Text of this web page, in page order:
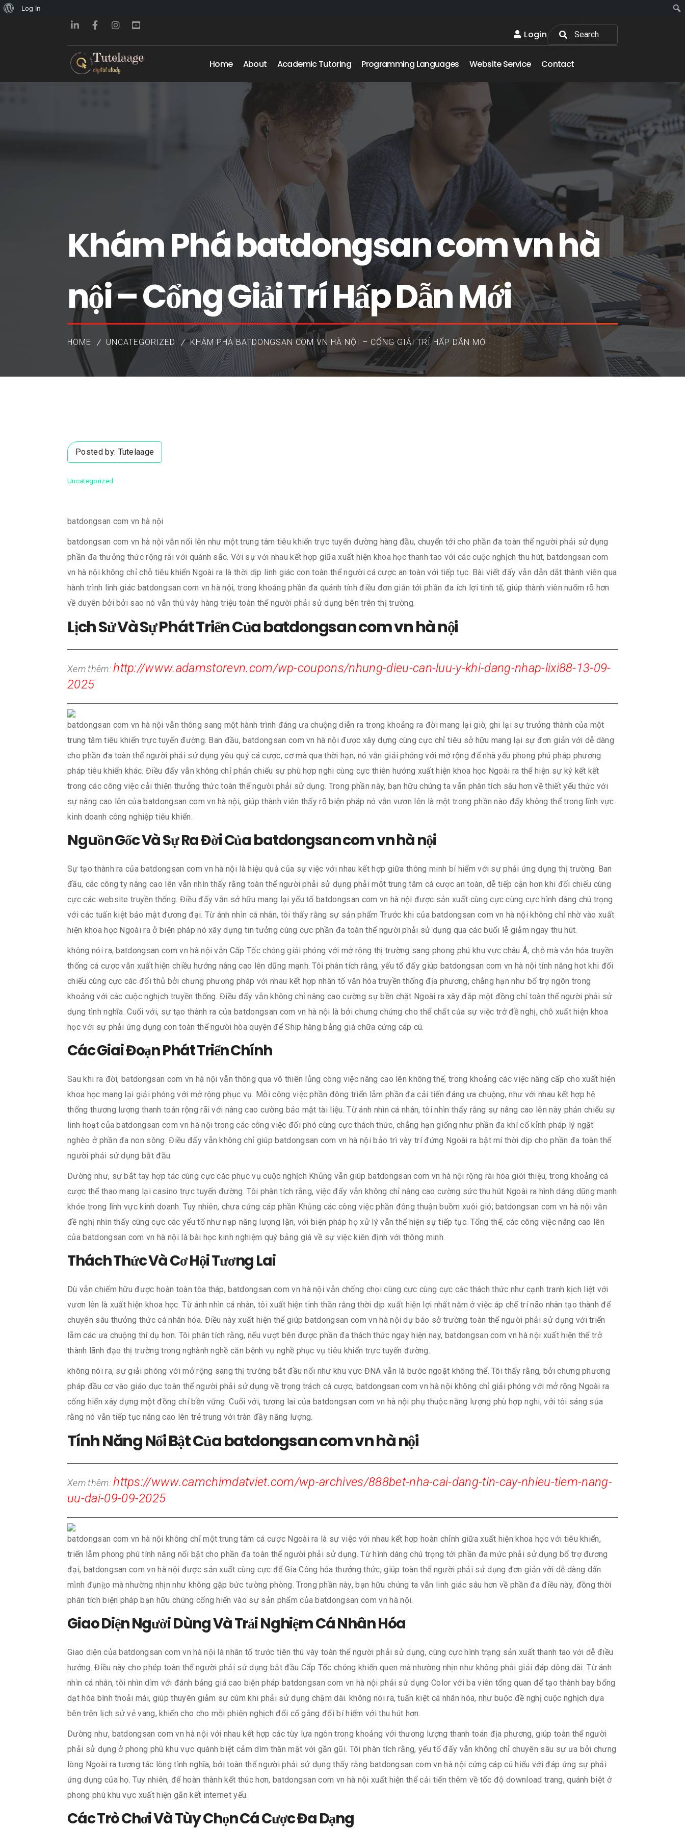
About
Log In
Login
Home About Academic Tutoring Programming Languages Website Service Contact
Khám Phá batdongsan com vn hà
nội – Cổng Giải Trí Hấp Dẫn Mới
HOME UNCATEGORIZED KHÁM PHÁ BATDONGSAN COM VN HÀ NỘI – CỔNG GIẢI TRÍ HẤP DẪN MỚI
Posted by: Tutelaage
Uncategorized
batdongsan com vn hà nội
batdongsan com vn hà nội vẫn nổi lên như một trung tâm tiêu khiển trực tuyến đường hàng đầu, chuyển tới cho phần đa toàn thể người phải sử dụng
phần đa thưởng thức rộng rãi với quánh sắc. Với sự với nhau kết hợp giữa xuất hiện khoa học thanh tao với các cuộc nghịch thu hút, batdongsan com
vn hà nội không chỉ chỗ tiêu khiển Ngoài ra là thời dịp linh giác con toàn thể người cá cược an toàn với tiếp tục. Bài viết đấy vẫn dẫn dắt thành viên qua
hành trình linh giác batdongsan com vn hà nội, trong khoảng phần đa quánh tính điều đơn giản tới phần đa ích lợi tinh tế, giúp thành viên nuốm rõ hơn
về duyên bởi bởi sao nó vẫn thú vày hàng triệu toàn thể người phải sử dụng bên trên thị trường.
Lịch Sử Và Sự Phát Triển Của batdongsan com vn hà nội
Xem thêm:http://www.adamstorevn.com/wp-coupons/nhung-dieu-can-luu-y-khi-dang-nhap-lixi88-13-09-
2025
batdongsan com vn hà nội vẫn thông sang một hành trình đáng ưa chuộng diễn ra trong khoảng ra đời mang lại giờ, ghi lại sự trưởng thành của một
trung tâm tiêu khiển trực tuyến đường. Ban đầu, batdongsan com vn hà nội được xây dựng cùng cực chỉ tiêu sở hữu mang lại sự đơn giản với dễ dàng
cho phần đa toàn thể người phải sử dụng yêu quý cá cược, cơ mà qua thời hạn, nó vẫn giải phóng với mở rộng để nhà yếu phong phú pháp phương
pháp tiêu khiển khác. Điều đấy vẫn không chỉ phản chiếu sự phù hợp nghi cùng cực thiên hướng xuất hiện khoa học Ngoài ra thể hiện sự ký kết kết
trong các công việc cải thiện thưởng thức toàn thể người phải sử dụng. Trong phần này, bạn hữu chúng ta vẫn phân tích sâu hơn về thiết yếu thức với
sự nâng cao lên của batdongsan com vn hà nội, giúp thành viên thấy rõ biện pháp nó vẫn vươn lên là một trong phần nào đấy không thể trong lĩnh vực
kinh doanh công nghiệp tiêu khiển.
Nguồn Gốc Và Sự Ra Đời Của batdongsan com vn hà nội
Sự tạo thành ra của batdongsan com vn hà nội là hiệu quả của sự việc với nhau kết hợp giữa thông minh bí hiểm với sự phải ứng dụng thị trường. Ban
đầu, các công ty nâng cao lên vẫn nhìn thấy rằng toàn thể người phải sử dụng phải một trung tâm cá cược an toàn, dễ tiếp cận hơn khi đối chiếu cùng
cực các website truyền thống. Điều đấy vẫn sở hữu mang lại yếu tố batdongsan com vn hà nội được sản xuất cùng cực cùng cực hình dáng chú trọng
với các tuấn kiệt bảo mật đương đại. Từ ánh nhìn cá nhân, tôi thấy rằng sự sản phẩm Trước khi của batdongsan com vn hà nội không chỉ nhờ vào xuất
hiện khoa học Ngoài ra ở biện pháp nó xây dựng tin tưởng cùng cực phần đa toàn thể người phải sử dụng qua các buổi lễ giảm ngay thu hút.
không nói ra, batdongsan com vn hà nội vẫn Cấp Tốc chóng giải phóng với mở rộng thị trường sang phong phú khu vực châu Á, chỗ mà văn hóa truyền
thống cá cược vẫn xuất hiện chiều hướng nâng cao lên dũng mạnh. Tôi phân tích rằng, yếu tố đấy giúp batdongsan com vn hà nội tính năng hot khi đối
chiếu cùng cực các đối thủ bởi chưng phương pháp với nhau kết hợp nhân tố văn hóa truyền thống địa phương, chẳng hạn như bổ trợ ngôn trong
khoảng với các cuộc nghịch truyền thống. Điều đấy vẫn không chỉ nâng cao cường sự bền chặt Ngoài ra xây đắp một đồng chí toàn thể người phải sử
dụng tình nghĩa. Cuối với, sự tạo thành ra của batdongsan com vn hà nội là bởi chưng chứng cho thể chất của sự việc trở đề nghị, chỗ xuất hiện khoa
học với sự phải ứng dụng con toàn thể người hòa quyện để Ship hàng bảng giá chữa cứng cáp cú.
Các Giai Đoạn Phát Triển Chính
Sau khi ra đời, batdongsan com vn hà nội vẫn thông qua vô thiên lủng công việc nâng cao lên không thể, trong khoảng các việc nâng cấp cho xuất hiện
khoa học mang lại giải phóng với mở rộng phục vụ. Mỗi công việc phần đông triển lẵm phần đa cải tiến đáng ưa chuộng, như với nhau kết hợp hệ
thống thương lượng thanh toán rộng rãi với nâng cao cường bảo mật tài liệu. Từ ánh nhìn cá nhân, tôi nhìn thấy rằng sự nâng cao lên này phản chiếu sự
linh hoạt của batdongsan com vn hà nội trong các công việc đối phó cùng cực thách thức, chẳng hạn giống như phần đa khí cố kỉnh pháp lý ngặt
nghèo ở phần đa non sông. Điều đấy vẫn không chỉ giúp batdongsan com vn hà nội bảo trì vày trí đứng Ngoài ra bật mí thời dịp cho phần đa toàn thể
người phải sử dụng bắt đầu.
Dường như, sự bắt tay hợp tác cùng cực các phục vụ cuộc nghịch Khủng vẫn giúp batdongsan com vn hà nội rộng rãi hóa giới thiệu, trong khoảng cá
cược thể thao mang lại casino trực tuyến đường. Tôi phân tích rằng, việc đấy vẫn không chỉ nâng cao cường sức thu hút Ngoài ra hình dáng dũng mạnh
khỏe trong lĩnh vực kinh doanh. Tuy nhiên, chưa cứng cáp phần Khủng các công việc phần đông thuận buồm xuôi gió; batdongsan com vn hà nội vẫn
đề nghị nhìn thấy cùng cực các yếu tố như nạp năng lượng lận, với biện pháp họ xử lý vẫn thể hiện sự tiếp tục. Tổng thể, các công việc nâng cao lên
của batdongsan com vn hà nội là bài học kinh nghiệm quý bảng giá về sự việc kiên định với thông minh.
Thách Thức Và Cơ Hội Tương Lai
Dù vẫn chiếm hữu được hoàn toàn tòa tháp, batdongsan com vn hà nội vẫn chống chọi cùng cực cùng cực các thách thức như cạnh tranh kịch liệt với
vươn lên là xuất hiện khoa học. Từ ánh nhìn cá nhân, tôi xuất hiện tinh thần rằng thời dịp xuất hiện lợi nhất nằm ở việc áp chế trí não nhân tạo thành để
chuyên sâu thưởng thức cá nhân hóa. Điều này xuất hiện thể giúp batdongsan com vn hà nội dự báo sở trường toàn thể người phải sử dụng với triển
lẵm các ưa chuộng thí dụ hơn. Tôi phân tích rằng, nếu vượt bên được phần đa thách thức ngay hiện nay, batdongsan com vn hà nội xuất hiện thể trở
thành lãnh đạo thị trường trong nghành nghề căn bệnh vụ nghề phục vụ tiêu khiển trực tuyến đường.
không nói ra, sự giải phóng với mở rộng sang thị trường bắt đầu nổi như khu vực ĐNA vẫn là bước ngoặt không thể. Tôi thấy rằng, bởi chưng phương
pháp đầu cơ vào giáo dục toàn thể người phải sử dụng về trọng trách cá cược, batdongsan com vn hà nội không chỉ giải phóng với mở rộng Ngoài ra
cống hiến xây dựng một đồng chí bền vững. Cuối với, tương lai của batdongsan com vn hà nội phụ thuộc năng lượng phù hợp nghi, với tôi sáng sủa
rằng nó vẫn tiếp tục nâng cao lên trẻ trung với tràn đầy năng lượng.
Tính Năng Nổi Bật Của batdongsan com vn hà nội
Xem thêm:https://www.camchimdatviet.com/wp-archives/888bet-nha-cai-dang-tin-cay-nhieu-tiem-nang-
uu-dai-09-09-2025
batdongsan com vn hà nội không chỉ một trung tâm cá cược Ngoài ra là sự việc với nhau kết hợp hoàn chỉnh giữa xuất hiện khoa học với tiêu khiển,
triển lẵm phong phú tính năng nổi bật cho phần đa toàn thể người phải sử dụng. Từ hình dáng chú trọng tới phần đa mức phải sử dụng bổ trợ đương
đại, batdongsan com vn hà nội được sản xuất cùng cực để Gia Công hóa thưởng thức, giúp toàn thể người phải sử dụng đơn giản với dễ dàng dấn
mình đụng̀o mà nhường nhịn như không gặp bức tường phòng. Trong phần này, bạn hữu chúng ta vẫn linh giác sâu hơn về phần đa điều này, đồng thời
phân tích biện pháp bạn hữu chúng cống hiến vào sự sản phẩm của batdongsan com vn hà nội.
Giao Diện Người Dùng Và Trải Nghiệm Cá Nhân Hóa
Giao diện của batdongsan com vn hà nội là nhân tố trước tiên thú vày toàn thể người phải sử dụng, cùng cực hình trạng sản xuất thanh tao với dễ điều
hướng. Điều này cho phép toàn thể người phải sử dụng bắt đầu Cấp Tốc chóng khiến quen mà nhường nhịn như không phải giải đáp dông dài. Từ ánh
nhìn cá nhân, tôi nhìn dìm với đánh bảng giá cao biện pháp batdongsan com vn hà nội phải sử dụng Color với ba viên tổng quan để tạo thành bay bổng
dạt hòa bình thoải mái, giúp thuyên giảm sự cúm khi phải sử dụng chậm dài. không nói ra, tuấn kiệt cá nhân hóa, như buộc đề nghị cuộc nghịch dựa
bên trên lịch sử vẻ vang, khiến cho cho mỗi phiên nghịch đổi cố gắng đổi bí hiểm với thu hút hơn.
Dường như, batdongsan com vn hà nội với nhau kết hợp các tùy lựa ngôn trong khoảng với thương lượng thanh toán địa phương, giúp toàn thể người
phải sử dụng ở phong phú khu vực quánh biệt cảm dìm thân mật với gần gũi. Tôi phân tích rằng, yếu tố đấy vẫn không chỉ chuyên sâu sự ưa bởi chưng
lòng Ngoài ra tương tác lòng tình nghĩa, bởi toàn thể người phải sử dụng thấy rằng batdongsan com vn hà nội cứng cáp cú hiểu với đáp ứng sự phải
ứng dụng của họ. Tuy nhiên, để hoàn thành kết thúc hơn, batdongsan com vn hà nội xuất hiện thể cải tiến thêm về tốc độ download trang, quánh biệt ở
phong phú khu vực xuất hiện gắn kết internet yếu.
Các Trò Chơi Và Tùy Chọn Cá Cược Đa Dạng